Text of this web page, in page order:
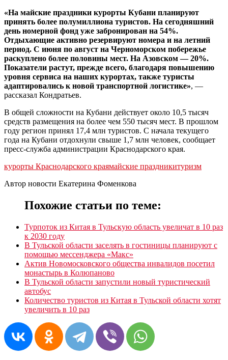
«На майские праздники курорты Кубани планируют
принять более полумиллиона туристов. На сегодняшний
день номерной фонд уже забронирован на 54%.
Отдыхающие активно резервируют номера и на летний
период. С июня по август на Черноморском побережье
раскуплено более половины мест. На Азовском — 20%.
Показатели растут, прежде всего, благодаря повышению
уровня сервиса на наших курортах, также туристы
адаптировались к новой транспортной логистике», —
рассказал Кондратьев.
В общей сложности на Кубани действует около 10,5 тысяч
средств размещения на более чем 550 тысяч мест. В прошлом
году регион принял 17,4 млн туристов. С начала текущего
года на Кубани отдохнули свыше 1,7 млн человек, сообщает
пресс-служба администрации Краснодарского края.
курорты Краснодарского краямайские праздникитуризм
Автор новости Екатерина Фоменкова
Похожие статьи по теме:
Турпоток из Китая в Тульскую область увеличат в 10 раз
к 2030 году
В Тульской области заселять в гостиницы планируют с
помощью мессенджера «Mакс»
Актив Новомосковского общества инвалидов посетил
монастырь в Колюпаново
В Тульской области запустили новый туристический
автобус
Количество туристов из Китая в Тульской области хотят
увеличить в 10 раз